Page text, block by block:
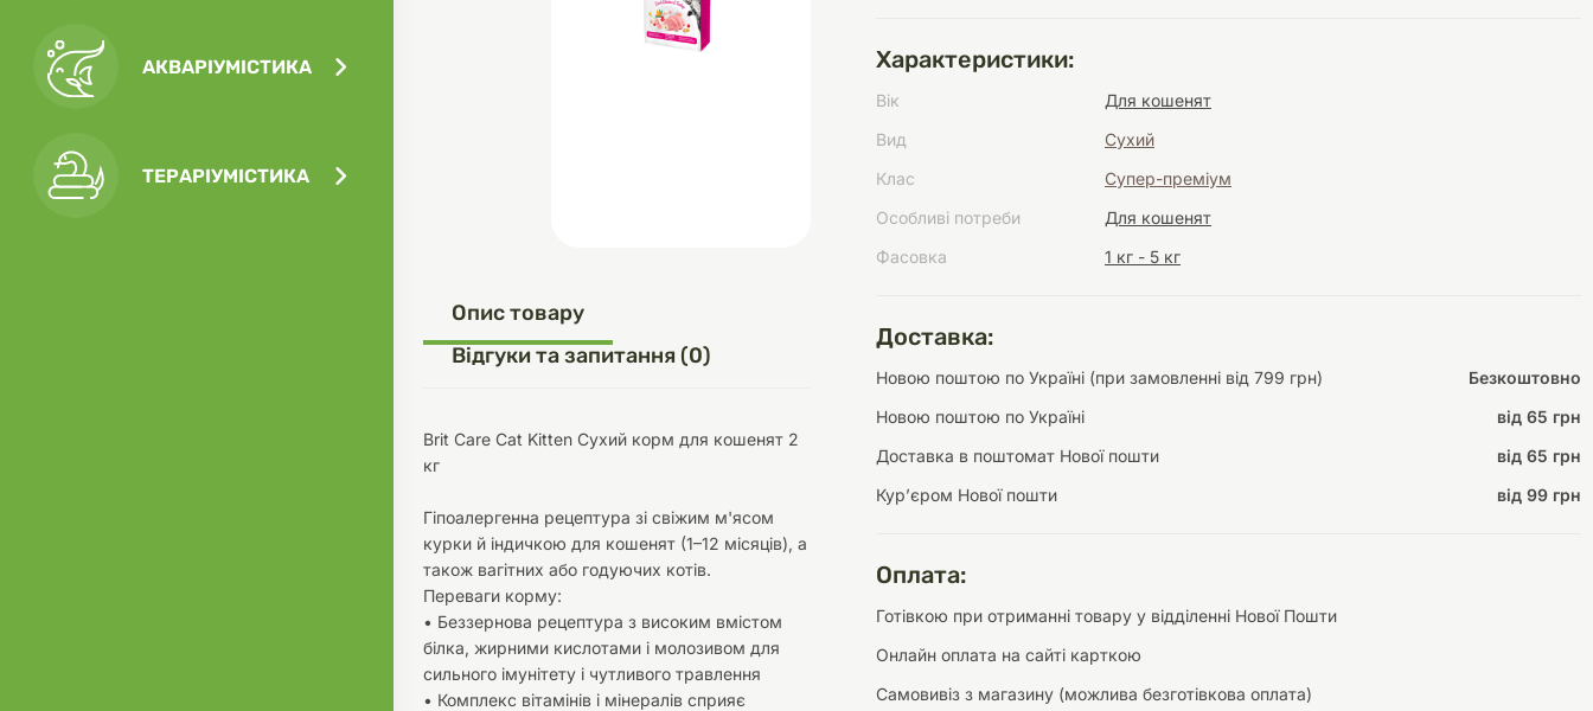
догляду
Одяг Переноски
Туалети та аскесуари
Посуд
догляду
АКВАРІУМІСТИКА
Обігрівачі Освітлення
Корм Засоби для догляду
Ґрунти
ТЕРАРІУМІСТИКА
Характеристики:
Вік
Для кошенят
Вид
Сухий
Клас
Супер-преміум
Особливі потреби
Для кошенят
Фасовка
1 кг - 5 кг
Доставка:
Новою поштою по Україні (при замовленні від 799 грн)
Безкоштовно
Новою поштою по Україні
від 65 грн
Доставка в поштомат Нової пошти
від 65 грн
Курʼєром Нової пошти
від 99 грн
Оплата:
Готівкою при отриманні товару у відділенні Нової Пошти
Онлайн оплата на сайті карткою
Самовивіз з магазину (можлива безготівкова оплата)
Опис товару
Відгуки та запитання (0)
Brit Care Cat Kitten Сухий корм для кошенят 2
кг
Гіпоалергенна рецептура зі свіжим м'ясом
курки й індичкою для кошенят (1–12 місяців), а
також вагітних або годуючих котів.
Переваги корму:
• Беззернова рецептура з високим вмістом
білка, жирними кислотами і молозивом для
сильного імунітету і чутливого травлення
• Комплекс вітамінів і мінералів сприяє